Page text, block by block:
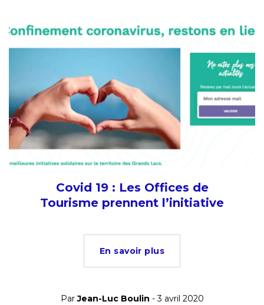
Covid 19 : Les Offices de
Tourisme prennent l’initiative
En savoir plus
ParJean-Luc Boulin - 3 avril 2020